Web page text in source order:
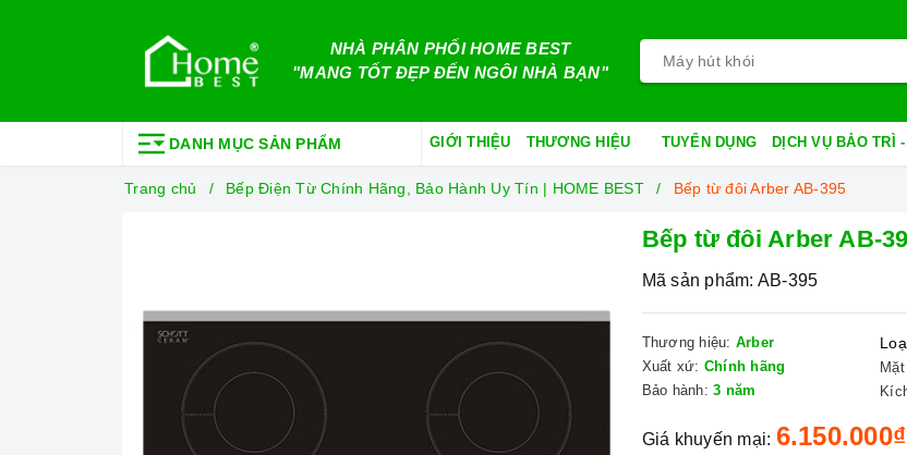
NHÀ PHÂN PHỐI HOME BEST
"MANG TỐT ĐẸP ĐẾN NGÔI NHÀ BẠN"
DANH MỤC SẢN PHẨM GIỚI THIỆU THƯƠNG HIỆU TUYỂN DỤNG DỊCH VỤ BẢO TRÌ
Trang chủ Bếp Điện Từ Chính Hãng, Bảo Hành Uy Tín | HOME BEST Bếp từ đôi Arber AB-395
Bếp từ đôi Arber AB-
Mã sản phẩm: AB-395
Thương hiệu: Arber
Xuất xứ: Chính hãng
Bảo hành: 3 năm
Giá khuyến mại: 6.150.000₫